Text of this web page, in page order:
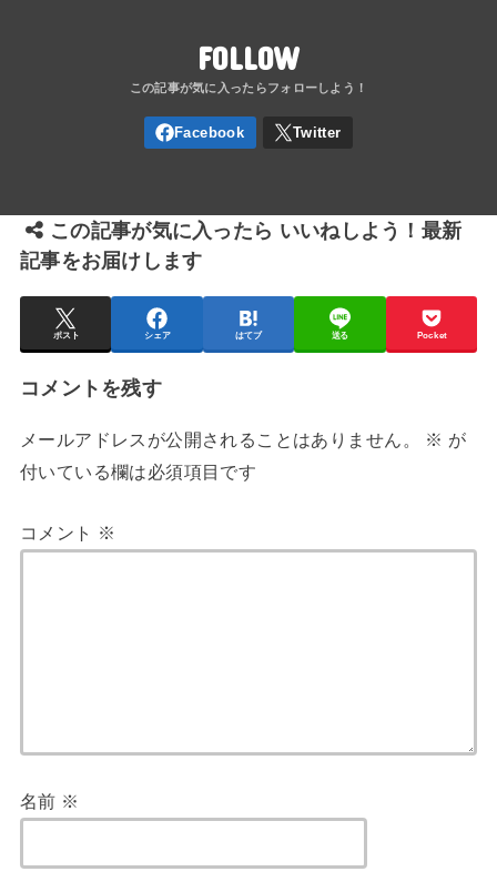
FOLLOW
この記事が気に入ったら いいねしよう！最新
記事をお届けします
ポスト シェア はてブ 送る Pocket
コメントを残す
メールアドレスが公開されることはありません。 ※ が
付いている欄は必須項目です
コメント ※
名前 ※